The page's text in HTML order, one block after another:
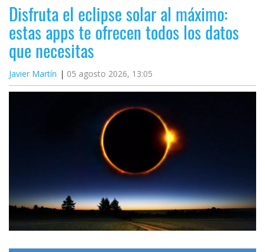
Disfruta el eclipse solar al máximo:
estas apps te ofrecen todos los datos
que necesitas
Javier Martín 05 agosto 2026, 13:05